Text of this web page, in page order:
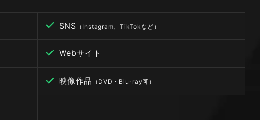
SNS （Instagram、TikTokなど）
Webサイト
映像作品 （DVD・Blu-ray可）